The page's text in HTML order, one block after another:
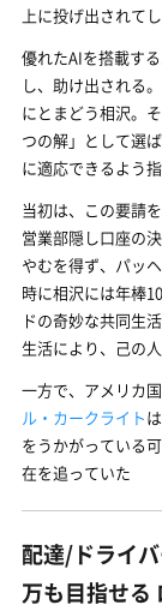
上に投げ出されてし
優れたAIを搭載す
し、助け出される
にとまどう相沢。
つの解」として選
に適応できるよう
当初は、この要請
営業部隠し口座の
やむを得ず、パッ
時に相沢には年棒
ドの奇妙な共同生
生活により、己の
一方で、アメリカ
ル・カークライト
をうかがっている
在を追っていた
配達/ドライ
万も目指せる